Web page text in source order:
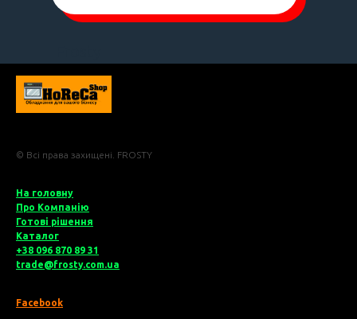
© Всі права захищені. FROSTY
На головну
Про Компанію
Готові рішення
Каталог
+38 096 870 89 31
trade@frosty.com.ua
Facebook